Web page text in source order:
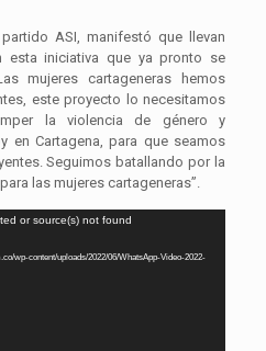
ASI, manifestó que llevan
esta iniciativa que ya pronto se
mujeres cartageneras hemos
este proyecto lo necesitamos
la violencia de género y
en Cartagena, para que seamos
Seguimos batallando por la
las mujeres cartageneras”.
or source(s) not found
wp-content/uploads/2022/06/WhatsApp-Video-2022-